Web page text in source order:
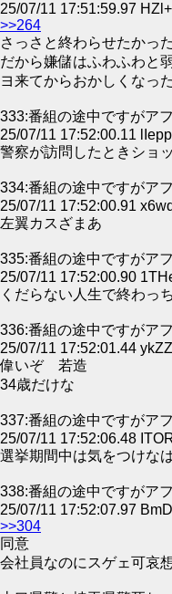
25/07/11 17:51:59.97
>>264
さっさと終わらせたかっ
だから嫌儲はふわふわと
ヨ来てからおかしくなっ
333:番組の途中ですがア
25/07/11 17:52:00.11
警察が訪問したときショ
334:番組の途中ですがア
25/07/11 17:52:00.91
左翼カスざまあ
335:番組の途中ですがア
25/07/11 17:52:00.90
くだらない人生で終わっ
336:番組の途中ですがア
25/07/11 17:52:01.44
偉いぞ 若造
34歳だけな
337:番組の途中ですがア
25/07/11 17:52:06.48
選挙期間中は気をつけな
338:番組の途中ですがア
25/07/11 17:52:07.97
>>304
同意
会社員なのにスゲェ可哀